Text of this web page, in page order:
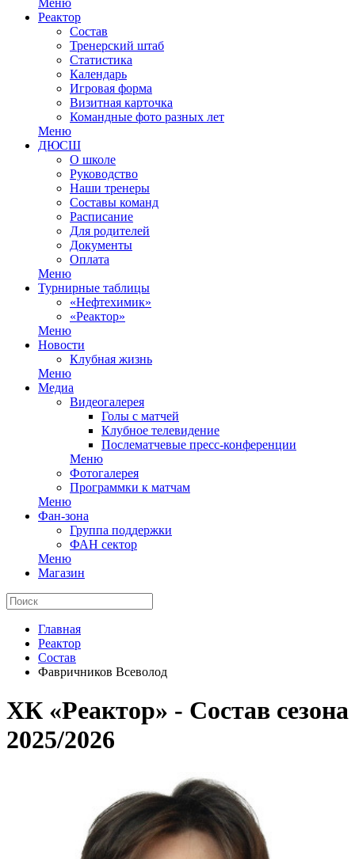
Меню
Реактор
Состав
Тренерский штаб
Статистика
Календарь
Игровая форма
Визитная карточка
Командные фото разных лет
Меню
ДЮСШ
О школе
Руководство
Наши тренеры
Составы команд
Расписание
Для родителей
Документы
Оплата
Меню
Турнирные таблицы
«Нефтехимик»
«Реактор»
Меню
Новости
Клубная жизнь
Меню
Медиа
Видеогалерея
Голы с матчей
Клубное телевидение
Послематчевые пресс-конференции
Меню
Фотогалерея
Программки к матчам
Меню
Фан-зона
Группа поддержки
ФАН сектор
Меню
Магазин
Главная
Реактор
Состав
Фавричников Всеволод
ХК «Реактор» - Cостав сезона
2025/2026